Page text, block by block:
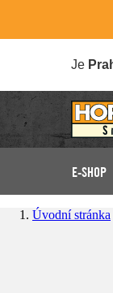
Je
E-SHOP
Úvodní stránka